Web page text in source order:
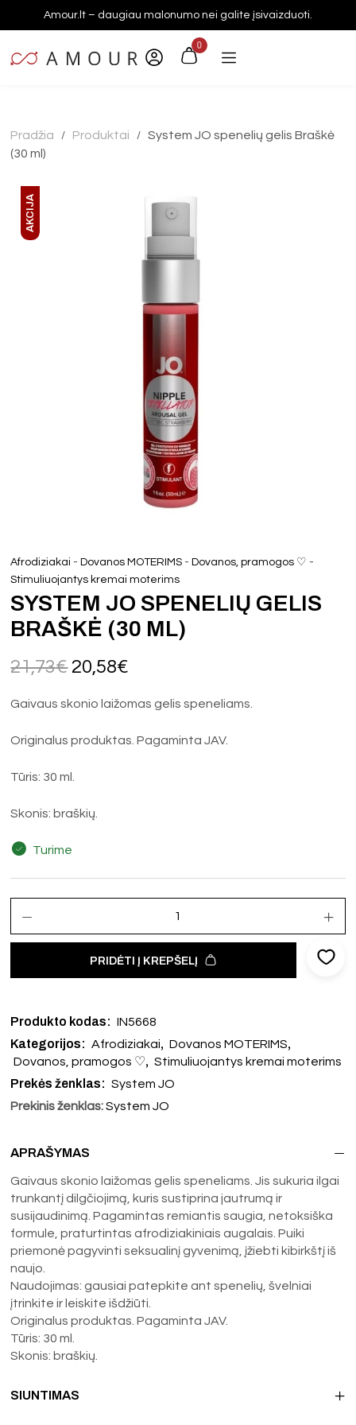
Amour.lt – daugiau malonumo nei galite įsivaizduoti.
0
Pradžia / Produktai /
System JO spenelių gelis Braškė
(30 ml)
AKCIJA
Afrodiziakai -Dovanos MOTERIMS -Dovanos, pramogos ♡ -
Stimuliuojantys kremai moterims
SYSTEM JO SPENELIŲ GELIS
BRAŠKĖ (30 ML)
21,73€ 20,58€
Gaivaus skonio laižomas gelis speneliams.
Originalus produktas. Pagaminta JAV.
Tūris: 30 ml.
Skonis: braškių.
Turime
PRIDĖTI Į KREPŠELĮ
Produkto kodas: IN5668
Kategorijos: Afrodiziakai, Dovanos MOTERIMS,
Dovanos, pramogos ♡, Stimuliuojantys kremai moterims
Prekės ženklas: System JO
Prekinis ženklas: System JO
APRAŠYMAS
Gaivaus skonio laižomas gelis speneliams. Jis sukuria ilgai
trunkantį dilgčiojimą, kuris sustiprina jautrumą ir
susijaudinimą. Pagamintas remiantis saugia, netoksiška
formule, praturtintas afrodiziakiniais augalais. Puiki
priemonė pagyvinti seksualinį gyvenimą, įžiebti kibirkštį iš
naujo.
Naudojimas: gausiai patepkite ant spenelių, švelniai
įtrinkite ir leiskite išdžiūti.
Originalus produktas. Pagaminta JAV.
Tūris: 30 ml.
Skonis: braškių.
SIUNTIMAS